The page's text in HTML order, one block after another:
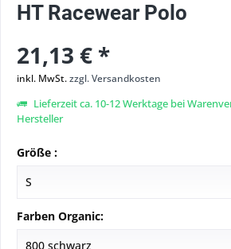
HT Racewear Polo
21,13 € *
inkl. MwSt.zzgl. Versandkosten
Lieferzeit ca. 10-12 Werktage bei
Hersteller
Größe :
Farben Organic: